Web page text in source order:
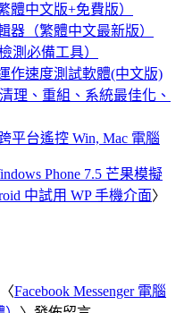
體中文版+免費版）
器（繁體中文最新版）
測必備工具）
作速度測試軟體(中文版)
理、重組、系統最佳化、
平台遙控 Win, Mac 電腦
Phone 7.5 芒果模擬
中試用 WP 手機介面〉
Facebook Messenger 電腦